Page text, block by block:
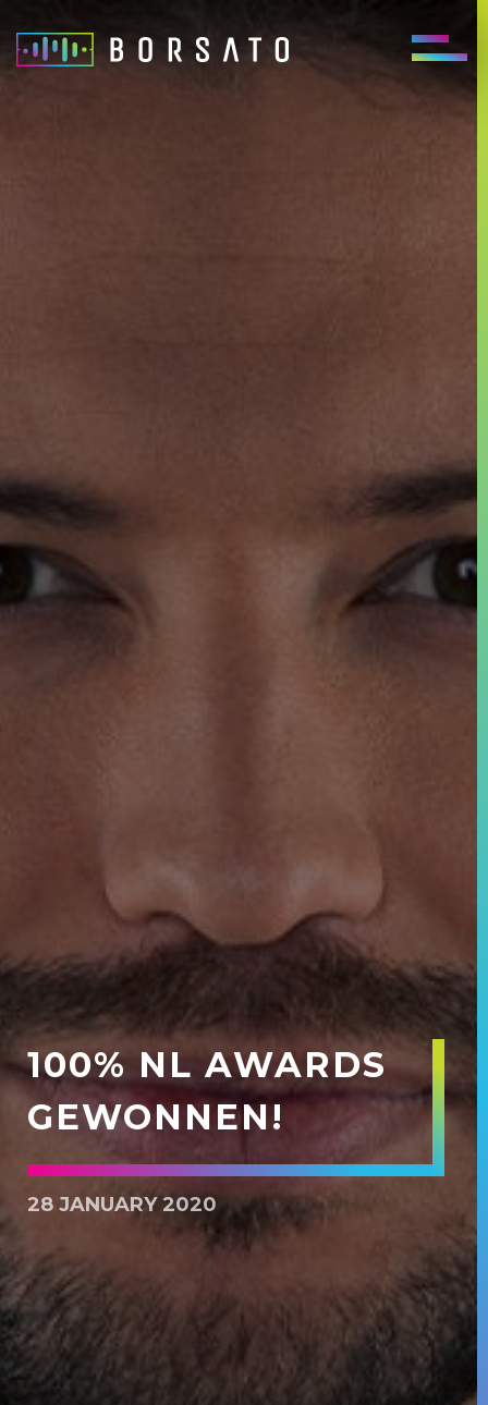
100% NL AWARDS
GEWONNEN!
28 JANUARY 2020